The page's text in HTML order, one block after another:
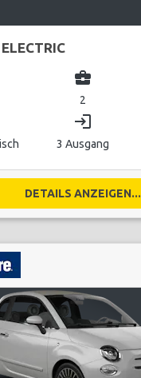
business_center
2
login
3 Ausgang
DETAILS ANZEIGEN...